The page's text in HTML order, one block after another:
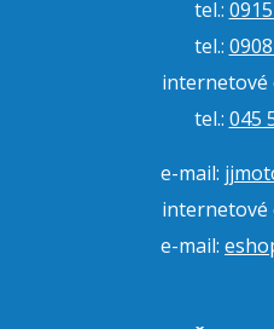
tel.:
tel.:
internetové
tel.: 045
e-mail:
internetové
e-mail: